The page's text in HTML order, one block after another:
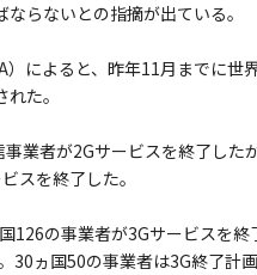
らないとの指摘が出ている。
）によると、昨年11月までに
た。
業者が2Gサービスを終了し
スを終了した。
126の事業者が3Gサービスを
30ヵ国50の事業者は3G終了計